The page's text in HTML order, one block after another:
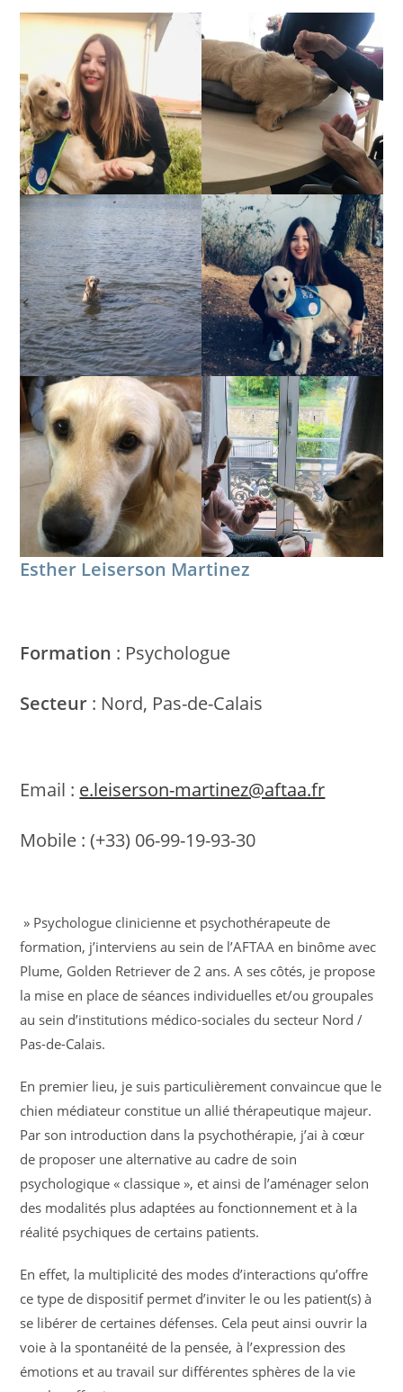
Esther Leiserson Martinez
Formation : Psychologue
Secteur : Nord, Pas-de-Calais
Email : e.leiserson-martinez@aftaa.fr
Mobile : (+33) 06-99-19-93-30
» Psychologue clinicienne et psychothérapeute de
formation, j’interviens au sein de l’AFTAA en binôme avec
Plume, Golden Retriever de 2 ans. A ses côtés, je propose
la mise en place de séances individuelles et/ou groupales
au sein d’institutions médico-sociales du secteur Nord /
Pas-de-Calais.
En premier lieu, je suis particulièrement convaincue que le
chien médiateur constitue un allié thérapeutique majeur.
Par son introduction dans la psychothérapie, j’ai à cœur
de proposer une alternative au cadre de soin
psychologique « classique », et ainsi de l’aménager selon
des modalités plus adaptées au fonctionnement et à la
réalité psychiques de certains patients.
En effet, la multiplicité des modes d’interactions qu’offre
ce type de dispositif permet d’inviter le ou les patient(s) à
se libérer de certaines défenses. Cela peut ainsi ouvrir la
voie à la spontanéité de la pensée, à l’expression des
émotions et au travail sur différentes sphères de la vie